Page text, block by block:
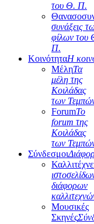
του Θ. Π.
συνάξεις
φίλων του
Π.
ΚοινότηταΗ
ΜέληΤα
μέλη της
Κοιλάδας
των
ForumΤο
forum της
Κοιλάδας
των
Σύνδεσμοι
διάφορων
Μουσικές
Σκηνές